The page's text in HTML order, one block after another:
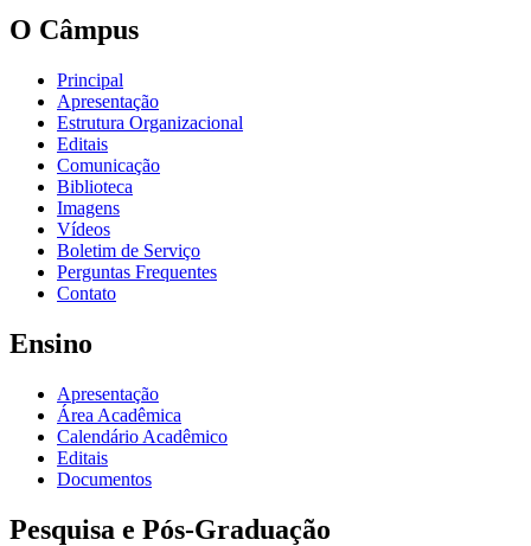
O Câmpus
Principal
Apresentação
Estrutura Organizacional
Editais
Comunicação
Biblioteca
Imagens
Vídeos
Boletim de Serviço
Perguntas Frequentes
Contato
Ensino
Apresentação
Área Acadêmica
Calendário Acadêmico
Editais
Documentos
Pesquisa e Pós-Graduação